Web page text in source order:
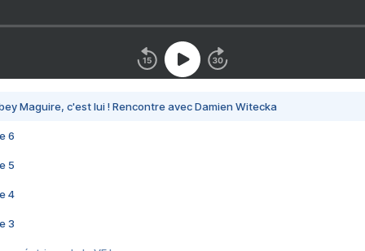
Maguire, c'est lui ! Rencontre avec Damien Witecka
6
5
4
3